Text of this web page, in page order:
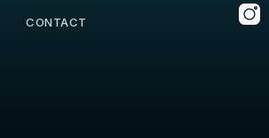
CONTACT